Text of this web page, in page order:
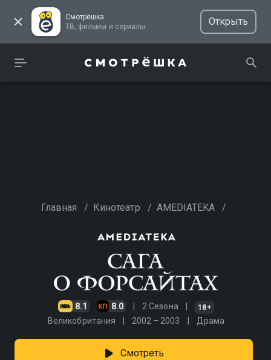
Смотрёшка
ТВ, фильмы и сериалы
Открыть
Главная / Кинотеатр / AMEDIATEKA /
8.1 8.0 2 Сезона 18+
Великобритания 2002 – 2003 Драма
Смотреть